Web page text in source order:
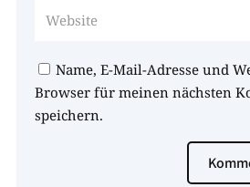
Name, E-Mail-Adresse und
Browser für meinen nächsten
speichern.